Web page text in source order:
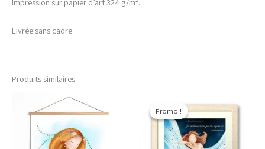
Impression sur papier d’art 324 g/m².
Livrée sans cadre.
Produits similaires
Promo !
Promo !